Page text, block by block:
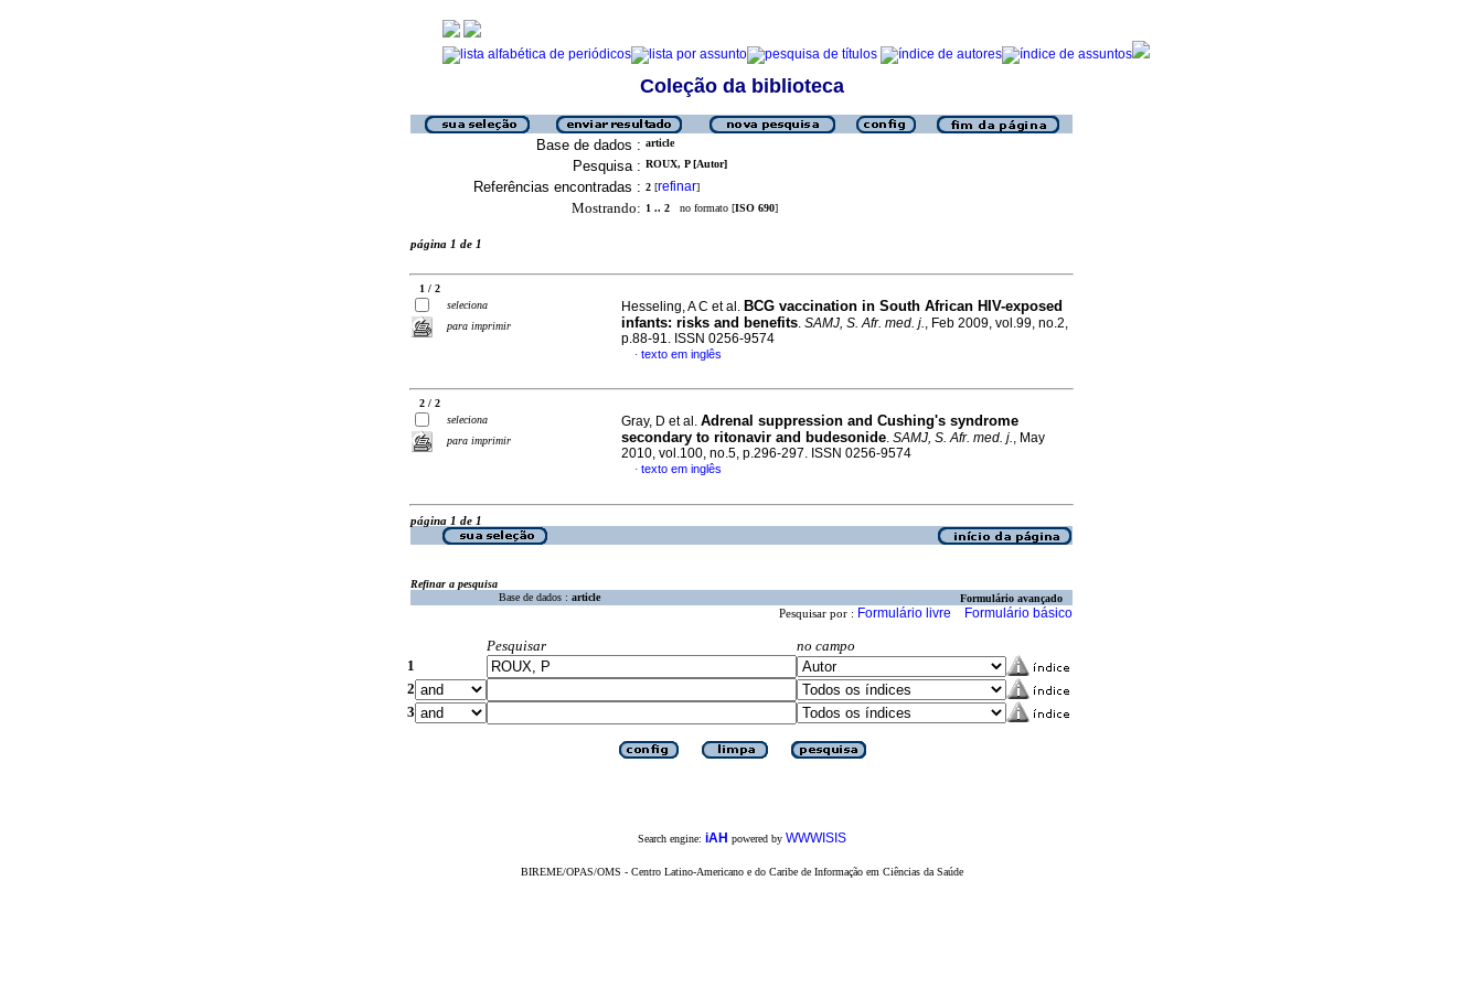
Coleção da biblioteca
Base de dados : article
Pesquisa : ROUX, P [Autor]
Referências encontradas : 2 [refinar]
Mostrando: 1 .. 2 no formato [ISO 690]
página 1 de 1
1 / 2
seleciona
para imprimir
Hesseling, A C et al. BCG vaccination in South African HIV-exposed
infants: risks and benefits. SAMJ, S. Afr. med. j., Feb 2009, vol.99, no.2,
p.88-91. ISSN 0256-9574
· texto em inglês
2 / 2
seleciona
para imprimir
Gray, D et al. Adrenal suppression and Cushing's syndrome
secondary to ritonavir and budesonide. SAMJ, S. Afr. med. j., May
2010, vol.100, no.5, p.296-297. ISSN 0256-9574
· texto em inglês
página 1 de 1
Refinar a pesquisa
Base de dados : article Formulário avançado
Pesquisar por : Formulário livre Formulário básico
Pesquisar
no campo
1
2
3
Search engine: iAH powered by WWWISIS
BIREME/OPAS/OMS - Centro Latino-Americano e do Caribe de Informação em Ciências da Saúde